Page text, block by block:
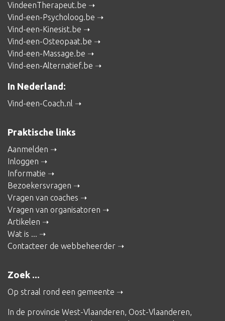
VindeenTherapeut.be
Vind-een-Psycholoog.be
Vind-een-Kinesist.be
Vind-een-Osteopaat.be
Vind-een-Massage.be
Vind-een-Alternatief.be
In Nederland:
Vind-een-Coach.nl
Praktische links
Aanmelden
Inloggen
Informatie
Bezoekersvragen
Vragen van coaches
Vragen van organisatoren
Artikelen
Wat is ...
Contacteer de webbeheerder
Zoek ...
Op straal rond een gemeente
In de provincie West-Vlaanderen, Oost-Vlaanderen,